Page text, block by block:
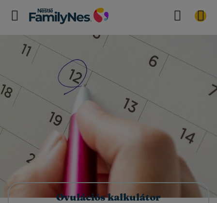
Ovulációs kalkulátor